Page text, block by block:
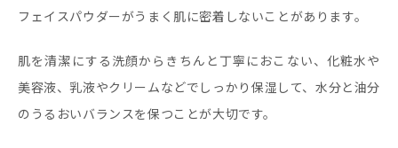
フェイスパウダーがうまく肌に密着しないことがあります。
肌を清潔にする洗顔からきちんと丁寧におこない、化粧水や
美容液、乳液やクリームなどでしっかり保湿して、水分と油分
のうるおいバランスを保つことが大切です。